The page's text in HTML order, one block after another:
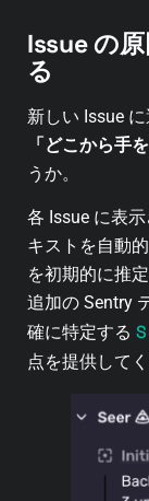
Issue の
る
新しい Issue
「どこから手
うか。
各 Issue に表
キストを自動
を初期的に推
追加の Sentry
確に特定する
点を提供してく